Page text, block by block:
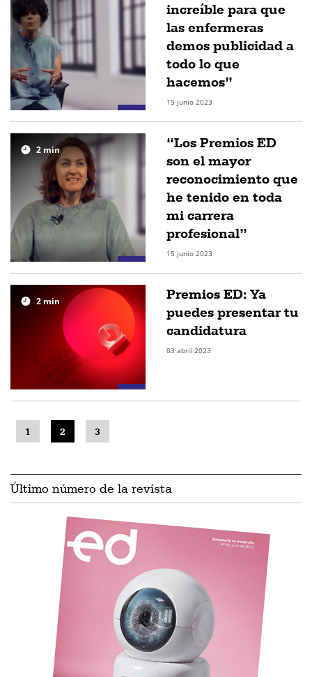
increíble para que
las enfermeras
demos publicidad a
todo lo que
hacemos”
15 junio 2023
2min
“Los Premios ED
son el mayor
reconocimiento que
he tenido en toda
mi carrera
profesional”
15 junio 2023
2 min
Premios ED: Ya
puedes presentar tu
candidatura
03 abril 2023
1 2 3
Último número de la revista